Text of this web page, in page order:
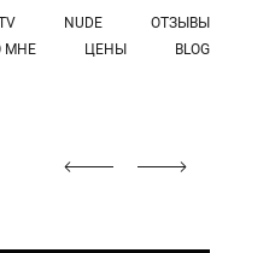
NUDE
ОТЗЫВЫ
МНЕ
ЦЕНЫ BLOG